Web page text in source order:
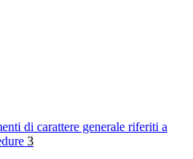
di carattere generale riferiti a
3